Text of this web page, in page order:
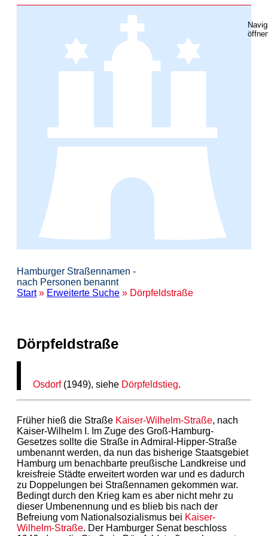
Hamburger Straßennamen -
nach Personen benannt
Start» Erweiterte Suche » Dörpfeldstraße
Dörpfeldstraße
Osdorf(1949), siehe Dörpfeldstieg.
Früher hieß die Straße Kaiser-Wilhelm-Straße, nach
Kaiser-Wilhelm I. Im Zuge des Groß-Hamburg-
Gesetzes sollte die Straße in Admiral-Hipper-Straße
umbenannt werden, da nun das bisherige Staatsgebiet
Hamburg um benachbarte preußische Landkreise und
kreisfreie Städte erweitert worden war und es dadurch
zu Doppelungen bei Straßennamen gekommen war.
Bedingt durch den Krieg kam es aber nicht mehr zu
dieser Umbenennung und es blieb bis nach der
Befreiung vom Nationalsozialismus bei Kaiser-
Wilhelm-Straße. Der Hamburger Senat beschloss